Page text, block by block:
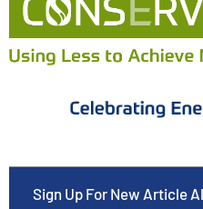
Sign Up For New Article